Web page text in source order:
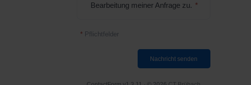
Bearbeitung meiner Anfrage zu. *
* Pflichtfelder
Nachricht senden